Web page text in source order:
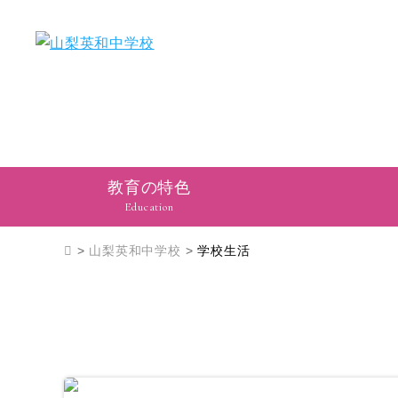
教育の特色
Education
> 山梨英和中学校 >学校生活